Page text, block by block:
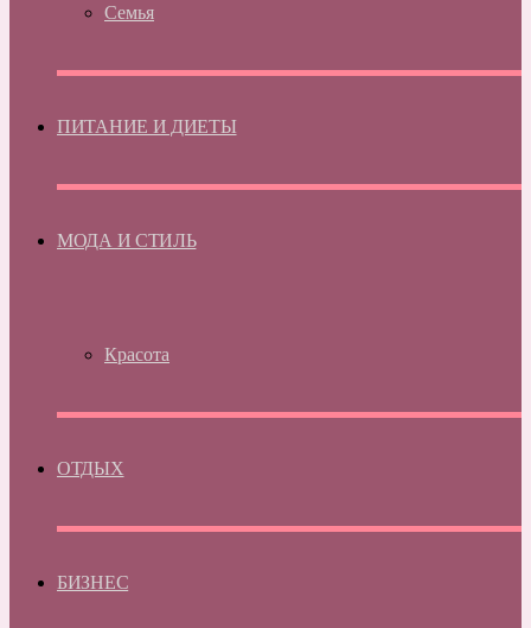
Семья
ПИТАНИЕ И ДИЕТЫ
МОДА И СТИЛЬ
Красота
ОТДЫХ
БИЗНЕС